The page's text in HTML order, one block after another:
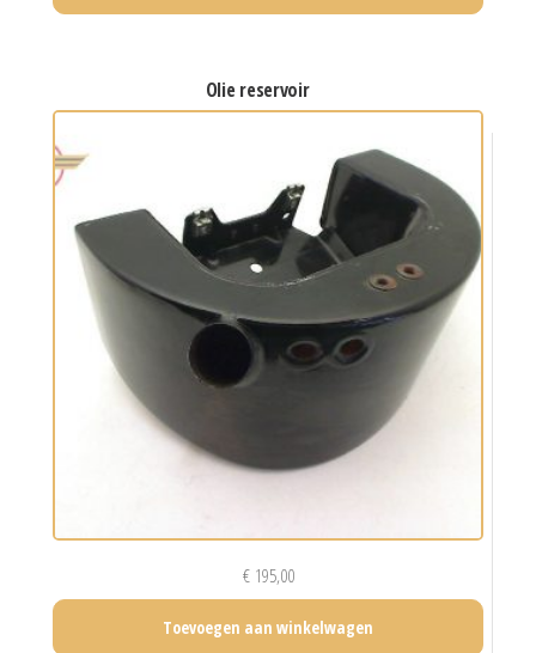
olie reservoir
€195,00
Toevoegen aan winkelwagen